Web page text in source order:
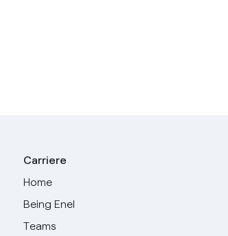
Carriere
Home
Being Enel
Teams